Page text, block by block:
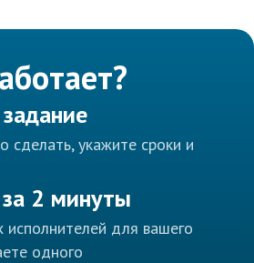
сделать, укажите сроки и
2 минуты
для вашего
одного